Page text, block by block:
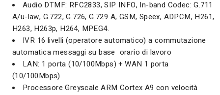
Audio DTMF: RFC2833, SIP INFO, In-band Codec: G.711
A/u-law, G.722, G.726, G.729 A, GSM, Speex, ADPCM, H261,
H263, H263p, H264, MPEG4.
IVR 16 livelli (operatore automatico) a commutazione
automatica messaggi su base orario di lavoro
LAN: 1 porta (10/100Mbps) + WAN 1 porta
(10/100Mbps)
Processore Greyscale ARM Cortex A9 con velocità